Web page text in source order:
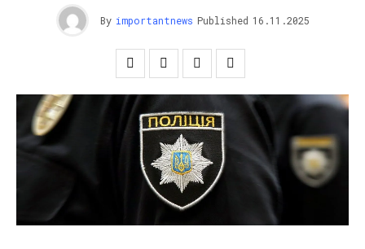
By importantnews Published 16.11.2025